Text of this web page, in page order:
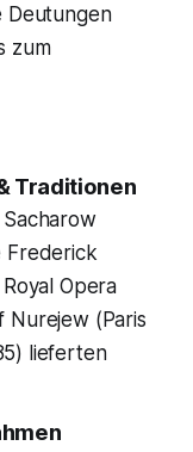
Deutungen
zum
Traditionen
Frederick
Opera
Nurejew (Paris
lieferten